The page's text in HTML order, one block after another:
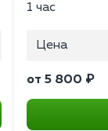
1 час
Цена
от 5 800 ₽